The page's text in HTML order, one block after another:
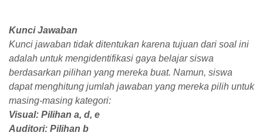
Kunci Jawaban
Kunci jawaban tidak ditentukan karena tujuan dari soal ini
adalah untuk mengidentifikasi gaya belajar siswa
berdasarkan pilihan yang mereka buat. Namun, siswa
dapat menghitung jumlah jawaban yang mereka pilih untuk
masing-masing kategori:
Visual: Pilihan a, d, e
Auditori: Pilihan b